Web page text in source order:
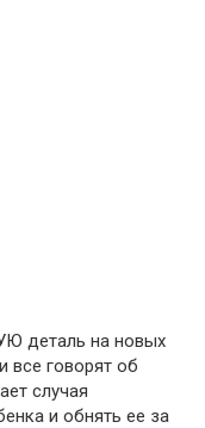
деталь на новых
все говорят об
случая
и обнять ее за